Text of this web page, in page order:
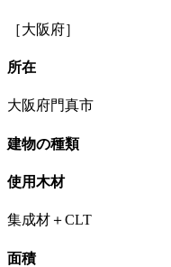
［大阪府］
所在
大阪府門真市
建物の種類
使用木材
集成材＋CLT
面積